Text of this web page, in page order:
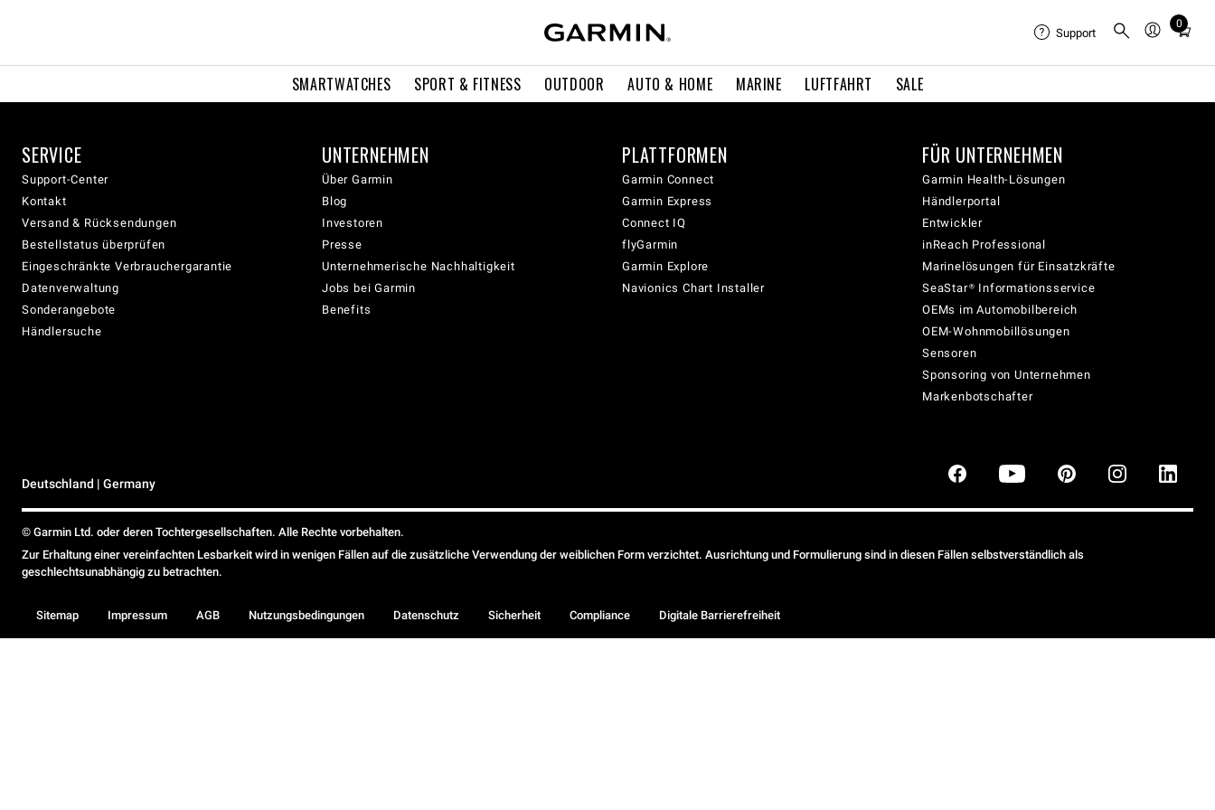
SMARTWATCHES SPORT & FITNESS OUTDOOR AUTO & HOME MARINE LUFTFAHRT SALE
Support
0
Total
cart:
SERVICE
Support-Center
Kontakt
Versand & Rücksendungen
Bestellstatus überprüfen
Eingeschränkte Verbrauchergarantie
Datenverwaltung
Sonderangebote
Händlersuche
UNTERNEHMEN
Über Garmin
Blog
Investoren
Presse
Unternehmerische Nachhaltigkeit
Jobs bei Garmin
Benefits
PLATTFORMEN
Garmin Connect
Garmin Express
Connect IQ
flyGarmin
Garmin Explore
Navionics Chart Installer
FÜR UNTERNEHMEN
Garmin Health-Lösungen
Händlerportal
Entwickler
inReach Professional
Marinelösungen für Einsatzkräfte
SeaStar® Informationsservice
OEMs im Automobilbereich
OEM-Wohnmobillösungen
Sensoren
Sponsoring von Unternehmen
Markenbotschafter
Deutschland | Germany
© Garmin Ltd. oder deren Tochtergesellschaften. Alle Rechte vorbehalten.
Zur Erhaltung einer vereinfachten Lesbarkeit wird in wenigen Fällen auf die zusätzliche Verwendung der weiblichen Form verzichtet. Ausrichtung und Formulierung sind in diesen Fällen selbstverständlich als
geschlechtsunabhängig zu betrachten.
Sitemap Impressum AGB Nutzungsbedingungen Datenschutz Sicherheit Compliance Digitale Barrierefreiheit